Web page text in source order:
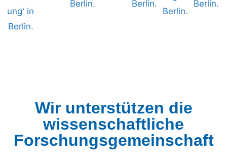
Wir unterstützen die
wissenschaftliche
Forschungsgemeinschaft